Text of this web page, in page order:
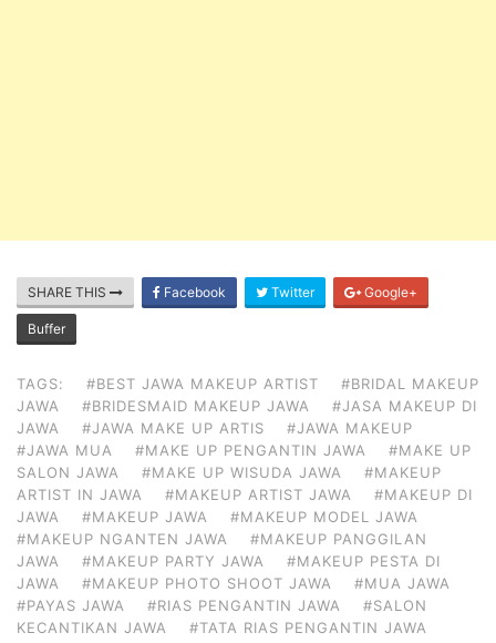
SHARE THIS Facebook Twitter Google+
Buffer
TAGS: #BEST JAWA MAKEUP ARTIST
#BRIDAL MAKEUP
JAWA
#BRIDESMAID MAKEUP JAWA
#JASA MAKEUP DI
JAWA
#JAWA MAKE UP ARTIS
#JAWA MAKEUP
#JAWA MUA
#MAKE UP PENGANTIN JAWA
#MAKE UP
SALON JAWA
#MAKE UP WISUDA JAWA
#MAKEUP
ARTIST IN JAWA
#MAKEUP ARTIST JAWA
#MAKEUP DI
JAWA
#MAKEUP JAWA
#MAKEUP MODEL JAWA
#MAKEUP NGANTEN JAWA
#MAKEUP PANGGILAN
JAWA
#MAKEUP PARTY JAWA
#MAKEUP PESTA DI
JAWA
#MAKEUP PHOTO SHOOT JAWA
#MUA JAWA
#PAYAS JAWA
#RIAS PENGANTIN JAWA
#SALON
KECANTIKAN JAWA
#TATA RIAS PENGANTIN JAWA